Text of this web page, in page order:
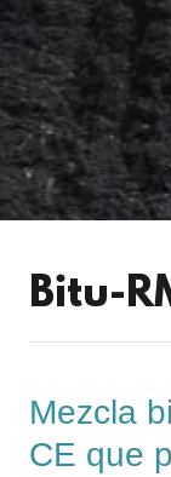
Bitu-
Mezcla
CE que